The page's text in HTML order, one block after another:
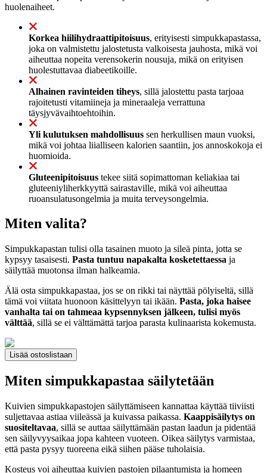
huolenaiheet.
Korkea hiilihydraattipitoisuus, erityisesti simpukkapastassa,
joka on valmistettu jalostetusta valkoisesta jauhosta, mikä voi
aiheuttaa nopeita verensokerin nousuja, mikä on erityisen
huolestuttavaa diabeetikoille.
Alhainen ravinteiden tiheys, sillä jalostettu pasta tarjoaa
rajoitetusti vitamiineja ja mineraaleja verrattuna
täysjyvävaihtoehtoihin.
Yli kulutuksen mahdollisuus sen herkullisen maun vuoksi,
mikä voi johtaa liialliseen kalorien saantiin, jos annoskokoja ei
huomioida.
Gluteenipitoisuus tekee siitä sopimattoman keliakiaa tai
gluteeniyliherkkyyttä sairastaville, mikä voi aiheuttaa
ruoansulatusongelmia ja muita terveysongelmia.
Miten valita?
Simpukkapastan tulisi olla tasainen muoto ja sileä pinta, jotta se
kypsyy tasaisesti. Pasta tuntuu napakalta kosketettaessa ja
säilyttää muotonsa ilman halkeamia.
Älä osta simpukkapastaa, jos se on rikki tai näyttää pölyiseltä, sillä
tämä voi viitata huonoon käsittelyyn tai ikään. Pasta, joka haisee
vanhalta tai on tahmeaa kypsennyksen jälkeen, tulisi myös
välttää, sillä se ei välttämättä tarjoa parasta kulinaarista kokemusta.
Lisää ostoslistaan
Miten simpukkapastaa säilytetään
Kuivien simpukkapastojen säilyttämiseen kannattaa käyttää tiiviisti
suljettavaa astiaa viileässä ja kuivassa paikassa. Kaappisäilytys on
suositeltavaa, sillä se auttaa säilyttämään pastan laadun ja pidentää
sen säilyvyysaikaa jopa kahteen vuoteen. Oikea säilytys varmistaa,
että pasta pysyy tuoreena eikä siihen pääse tuholaisia.
Kosteus voi aiheuttaa kuivien pastojen pilaantumista ja homeen